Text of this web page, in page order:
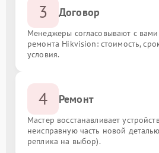
3 Договор
Менеджеры согласовывают с вами
ремонта Hikvision: стоимость,
условия.
4 Ремонт
Мастер восстанавливает
неисправную часть новой
реплика на выбор).